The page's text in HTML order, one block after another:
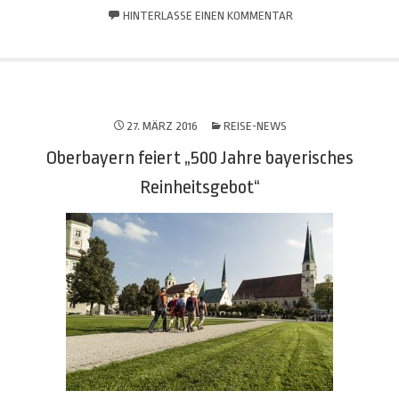
HINTERLASSE EINEN KOMMENTAR
27. MÄRZ 2016 REISE-NEWS
Oberbayern feiert „500 Jahre bayerisches
Reinheitsgebot“